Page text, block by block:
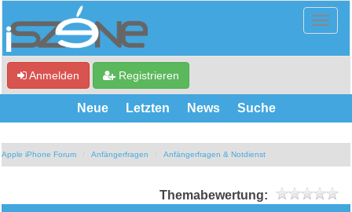
Anmelden Registrieren
Neue Letzten News Suche
Apple iPhone Forum Anfängerfragen Anfängerfragen & Notdienst
Themabewertung: